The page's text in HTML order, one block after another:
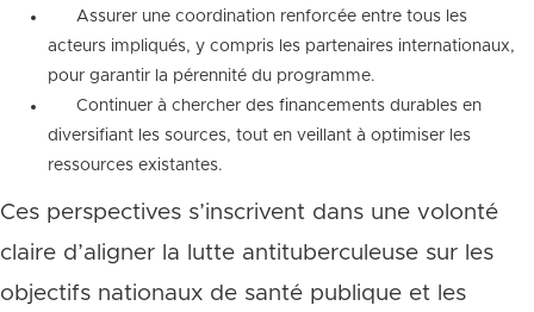
Assurer une coordination renforcée entre tous les
acteurs impliqués, y compris les partenaires internationaux,
pour garantir la pérennité du programme.
Continuer à chercher des financements durables en
diversifiant les sources, tout en veillant à optimiser les
ressources existantes.
Ces perspectives s’inscrivent dans une volonté
claire d’aligner la lutte antituberculeuse sur les
objectifs nationaux de santé publique et les